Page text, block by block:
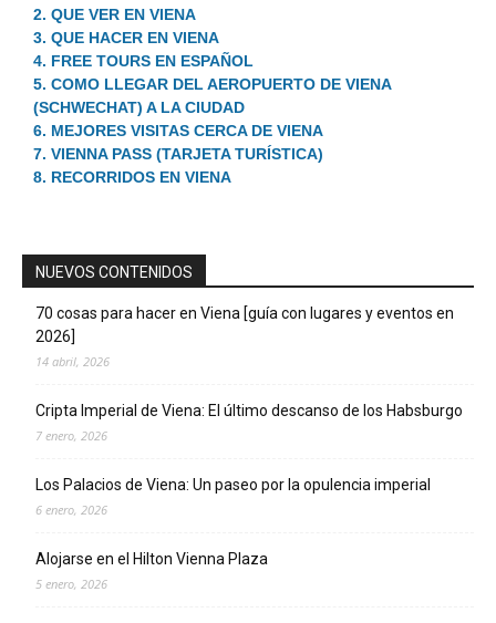
2. QUE VER EN VIENA
3. QUE HACER EN VIENA
4. FREE TOURS EN ESPAÑOL
5. COMO LLEGAR DEL AEROPUERTO DE VIENA
(SCHWECHAT) A LA CIUDAD
6. MEJORES VISITAS CERCA DE VIENA
7. VIENNA PASS (TARJETA TURÍSTICA)
8. RECORRIDOS EN VIENA
NUEVOS CONTENIDOS
70 cosas para hacer en Viena [guía con lugares y eventos en
2026]
14 abril, 2026
Cripta Imperial de Viena: El último descanso de los Habsburgo
7 enero, 2026
Los Palacios de Viena: Un paseo por la opulencia imperial
6 enero, 2026
Alojarse en el Hilton Vienna Plaza
5 enero, 2026